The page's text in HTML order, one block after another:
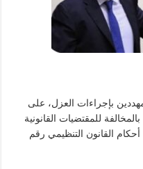
بإجراءات العزل، على
للمقتضيات القانونية
أحكام القانون التنظيمي رقم